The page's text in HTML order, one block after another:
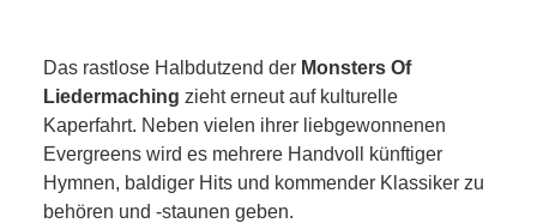
Das rastlose Halbdutzend der Monsters Of
Liedermaching zieht erneut auf kulturelle
Kaperfahrt. Neben vielen ihrer liebgewonnenen
Evergreens wird es mehrere Handvoll künftiger
Hymnen, baldiger Hits und kommender Klassiker zu
behören und -staunen geben.